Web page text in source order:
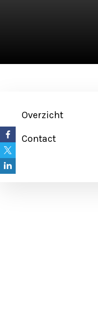
Overzicht
Contact